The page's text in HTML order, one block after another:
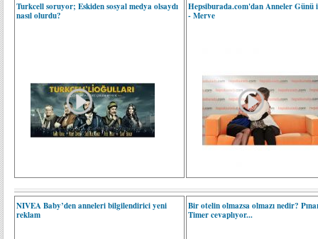
Turkcell soruyor; Eskiden sosyal medya olsaydı
nasıl olurdu?
Hepsiburada.com'dan Anneler Günü
- Merve
NIVEA Baby’den anneleri bilgilendirici yeni
reklam
Bir otelin olmazsa olmazı nedir?
Timer cevaplıyor...